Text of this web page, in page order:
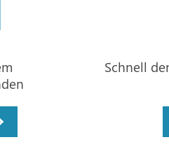
Schnell